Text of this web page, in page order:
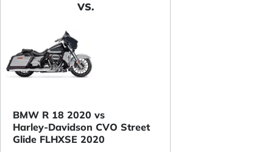
VS.
BMW R 18 2020 vs
Harley-Davidson CVO Street
Glide FLHXSE 2020